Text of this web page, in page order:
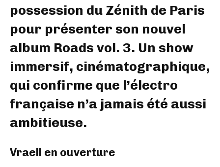
possession du Zénith de Paris
pour présenter son nouvel
album Roads vol. 3. Un show
immersif, cinématographique,
qui confirme que l’électro
française n’a jamais été aussi
ambitieuse.
Vraell en ouverture